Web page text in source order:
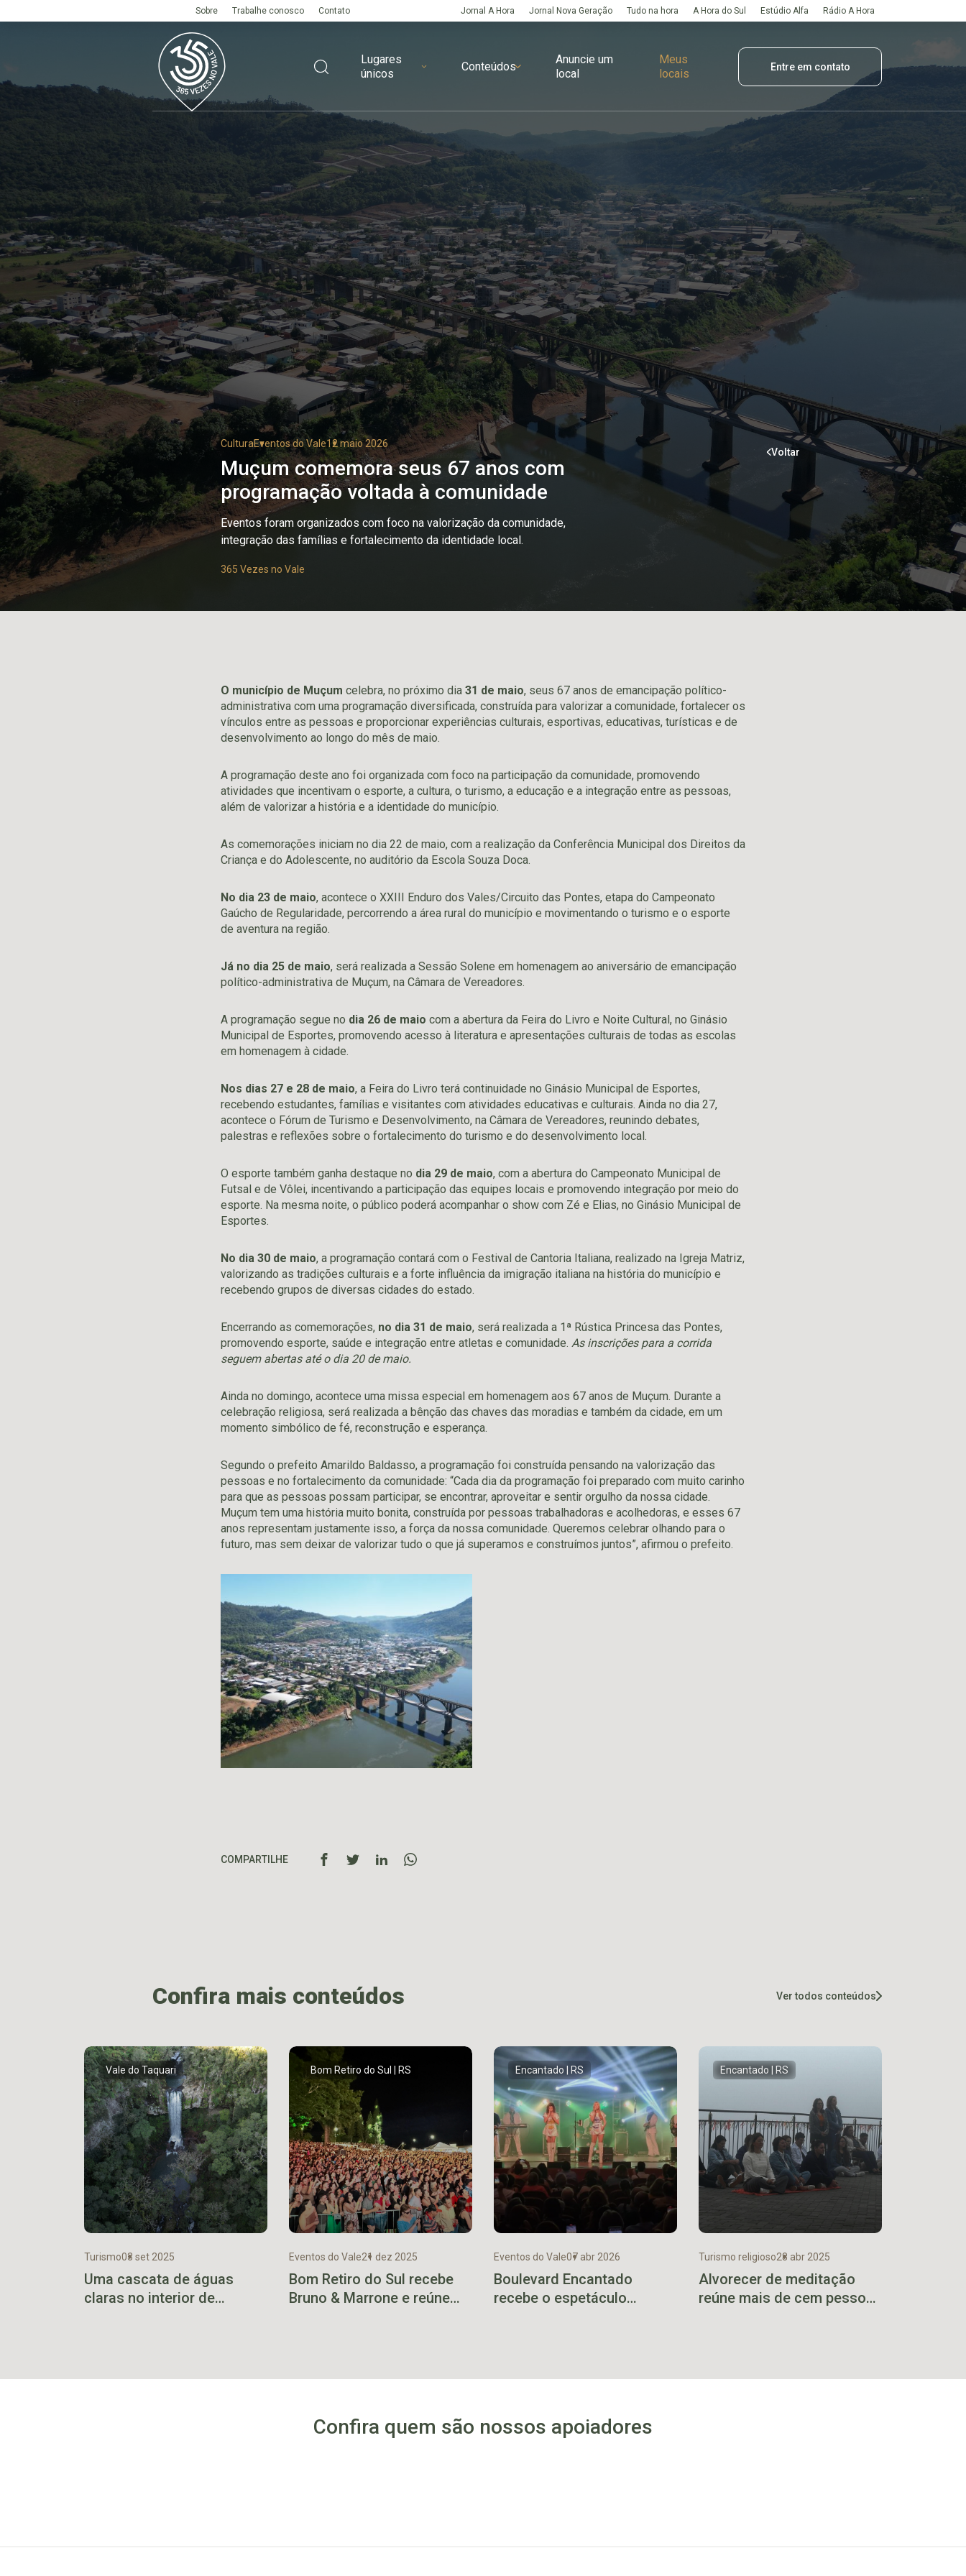
Sobre Trabalhe conosco Contato Jornal A Hora Jornal Nova Geração Tudo na hora A Hora do Sul Estúdio Alfa Rádio A Hora
Lugares
únicos
Conteúdos
Anuncie um
local
Meus
locais
Entre em contato
CulturaEventos do Vale12 maio 2026
Muçum comemora seus 67 anos com
programação voltada à comunidade
Eventos foram organizados com foco na valorização da comunidade,
integração das famílias e fortalecimento da identidade local.
365 Vezes no Vale
Voltar
O município de Muçum celebra, no próximo dia 31 de maio, seus 67 anos de emancipação político-
administrativa com uma programação diversificada, construída para valorizar a comunidade, fortalecer os
vínculos entre as pessoas e proporcionar experiências culturais, esportivas, educativas, turísticas e de
desenvolvimento ao longo do mês de maio.
A programação deste ano foi organizada com foco na participação da comunidade, promovendo
atividades que incentivam o esporte, a cultura, o turismo, a educação e a integração entre as pessoas,
além de valorizar a história e a identidade do município.
As comemorações iniciam no dia 22 de maio, com a realização da Conferência Municipal dos Direitos da
Criança e do Adolescente, no auditório da Escola Souza Doca.
No dia 23 de maio, acontece o XXIII Enduro dos Vales/Circuito das Pontes, etapa do Campeonato
Gaúcho de Regularidade, percorrendo a área rural do município e movimentando o turismo e o esporte
de aventura na região.
Já no dia 25 de maio, será realizada a Sessão Solene em homenagem ao aniversário de emancipação
político-administrativa de Muçum, na Câmara de Vereadores.
A programação segue no dia 26 de maio com a abertura da Feira do Livro e Noite Cultural, no Ginásio
Municipal de Esportes, promovendo acesso à literatura e apresentações culturais de todas as escolas
em homenagem à cidade.
Nos dias 27 e 28 de maio, a Feira do Livro terá continuidade no Ginásio Municipal de Esportes,
recebendo estudantes, famílias e visitantes com atividades educativas e culturais. Ainda no dia 27,
acontece o Fórum de Turismo e Desenvolvimento, na Câmara de Vereadores, reunindo debates,
palestras e reflexões sobre o fortalecimento do turismo e do desenvolvimento local.
O esporte também ganha destaque no dia 29 de maio, com a abertura do Campeonato Municipal de
Futsal e de Vôlei, incentivando a participação das equipes locais e promovendo integração por meio do
esporte. Na mesma noite, o público poderá acompanhar o show com Zé e Elias, no Ginásio Municipal de
Esportes.
No dia 30 de maio, a programação contará com o Festival de Cantoria Italiana, realizado na Igreja Matriz,
valorizando as tradições culturais e a forte influência da imigração italiana na história do município e
recebendo grupos de diversas cidades do estado.
Encerrando as comemorações, no dia 31 de maio, será realizada a 1ª Rústica Princesa das Pontes,
promovendo esporte, saúde e integração entre atletas e comunidade. As inscrições para a corrida
seguem abertas até o dia 20 de maio.
Ainda no domingo, acontece uma missa especial em homenagem aos 67 anos de Muçum. Durante a
celebração religiosa, será realizada a bênção das chaves das moradias e também da cidade, em um
momento simbólico de fé, reconstrução e esperança.
Segundo o prefeito Amarildo Baldasso, a programação foi construída pensando na valorização das
pessoas e no fortalecimento da comunidade: “Cada dia da programação foi preparado com muito carinho
para que as pessoas possam participar, se encontrar, aproveitar e sentir orgulho da nossa cidade.
Muçum tem uma história muito bonita, construída por pessoas trabalhadoras e acolhedoras, e esses 67
anos representam justamente isso, a força da nossa comunidade. Queremos celebrar olhando para o
futuro, mas sem deixar de valorizar tudo o que já superamos e construímos juntos”, afirmou o prefeito.
COMPARTILHE
Confira mais conteúdos Ver todos conteúdos
Vale do Taquari
Turismo03 set 2025
Uma cascata de águas
claras no interior de
Bom Retiro do Sul | RS
Eventos do Vale21 dez 2025
Bom Retiro do Sul recebe
Bruno & Marrone e reúne
Encantado | RS
Eventos do Vale07 abr 2026
Boulevard Encantado
recebe o espetáculo
Encantado | RS
Turismo religioso28 abr 2025
Alvorecer de meditação
reúne mais de cem pessoas
Confira quem são nossos apoiadores